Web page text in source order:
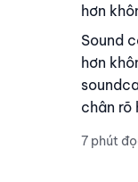
hơn
Sound
hơn
chân rõ
7 phút